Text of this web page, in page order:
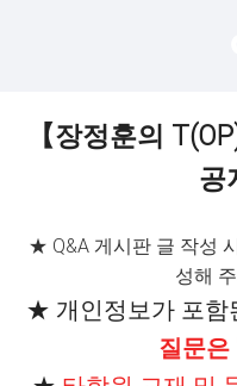
【장정훈의
공
★ Q&A 게시판 글 작성
성해
★ 개인정보가 포함
질문은